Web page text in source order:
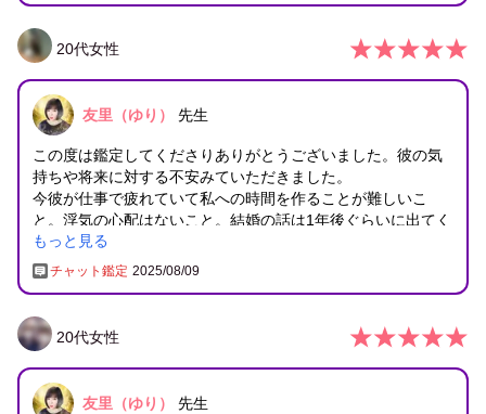
会うことはワードとして出てこなかったので。
彼が落ち着くのを待ってみます。
また待ちきれなくなって我慢出来なくなったら占ってもらう
20代女性
友里（ゆり） 先生
この度は鑑定してくださりありがとうございました。彼の気
持ちや将来に対する不安みていただきました。
今彼が仕事で疲れていて私への時間を作ることが難しいこ
と。浮気の心配はないこと。結婚の話は1年後ぐらいに出てく
る。はっきり伝えてくださって安心できました。彼を信じよ
うと思いました。また機会があればよろしくお願い致します
もっと見る
チャット鑑定 2025/08/09
20代女性
友里（ゆり） 先生